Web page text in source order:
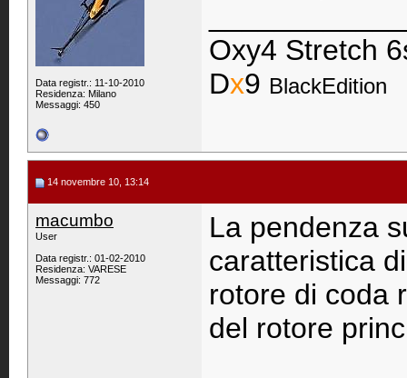
Data registr.: 11-10-2010
Residenza: Milano
Messaggi: 450
Oxy4 Stretch
Dx9 BlackEdition
14 novembre 10, 13:14
macumbo
User
Data registr.: 01-02-2010
Residenza: VARESE
Messaggi: 772
La pendenza
caratteristica
rotore di coda
del rotore